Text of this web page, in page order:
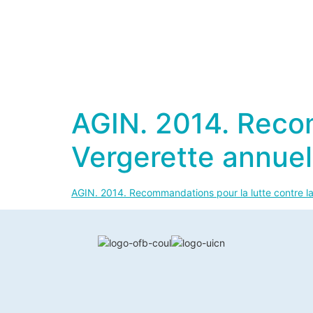
AGIN. 2014.
Vergerette
AGIN. 2014. Recommandations pour la lutte contre